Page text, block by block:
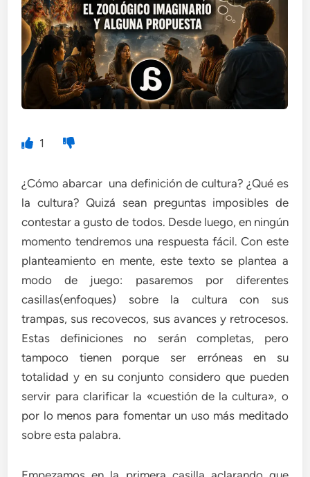
1
¿Cómo abarcar una definición de cultura? ¿Qué es
la cultura? Quizá sean preguntas imposibles de
contestar a gusto de todos. Desde luego, en ningún
momento tendremos una respuesta fácil. Con este
planteamiento en mente, este texto se plantea a
modo de juego: pasaremos por diferentes
casillas(enfoques) sobre la cultura con sus
trampas, sus recovecos, sus avances y retrocesos.
Estas definiciones no serán completas, pero
tampoco tienen porque ser erróneas en su
totalidad y en su conjunto considero que pueden
servir para clarificar la «cuestión de la cultura», o
por lo menos para fomentar un uso más meditado
sobre esta palabra.